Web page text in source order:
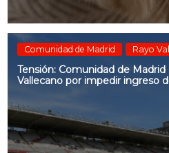
Comunidad de Madrid Rayo
Tensión: Comunidad de
Vallecano por impedir ingreso